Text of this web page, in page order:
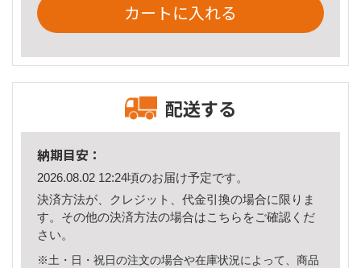
カートに入れる
配送する
納期目安：
2026.08.02 12:24頃のお届け予定です。
決済方法が、クレジット、代金引換の場合に限りま
す。その他の決済方法の場合はこちら をご確認くだ
さい。
※土・日・祝日の注文の場合や在庫状況によって、商品